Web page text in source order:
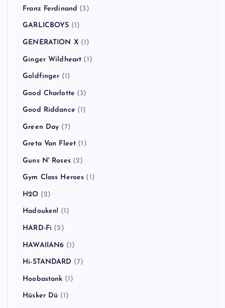
Franz Ferdinand (3)
GARLICBOYS (1)
GENERATION X (1)
Ginger Wildheart (1)
Goldfinger (1)
Good Charlotte (3)
Good Riddance (1)
Green Day (7)
Greta Van Fleet (1)
Guns N' Roses(2)
Gym Class Heroes (1)
H2O (2)
Hadouken! (1)
HARD-Fi (2)
HAWAIIAN6 (1)
Hi-STANDARD (7)
Hoobastank (1)
Hüsker Dü (1)